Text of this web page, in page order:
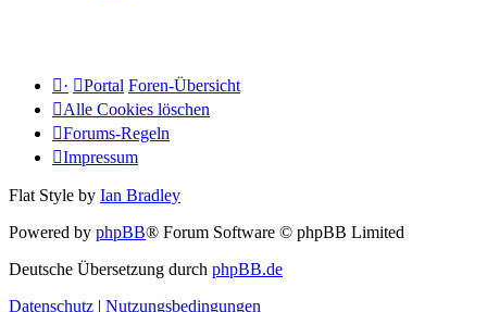
· Portal Foren-Übersicht
Alle Cookies löschen
Forums-Regeln
Impressum
Flat Style by Ian Bradley
Powered by phpBB® Forum Software © phpBB Limited
Deutsche Übersetzung durch phpBB.de
Datenschutz | Nutzungsbedingungen